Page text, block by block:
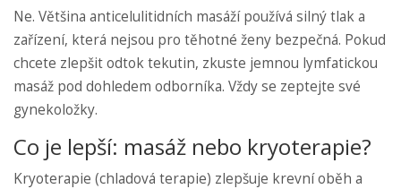
Ne. Většina anticelulitidních masáží používá silný tlak a
zařízení, která nejsou pro těhotné ženy bezpečná. Pokud
chcete zlepšit odtok tekutin, zkuste jemnou lymfatickou
masáž pod dohledem odborníka. Vždy se zeptejte své
gynekoložky.
Co je lepší: masáž nebo kryoterapie?
Kryoterapie (chladová terapie) zlepšuje krevní oběh a